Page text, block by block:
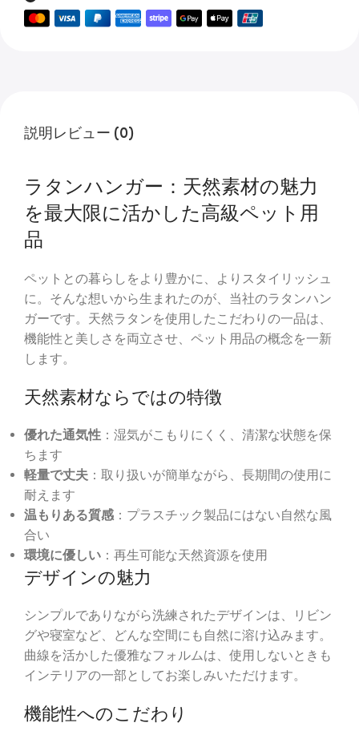
説明レビュー (0)
ラタンハンガー：天然素材の魅力
を最大限に活かした高級ペット用
品
ペットとの暮らしをより豊かに、よりスタイリッシュ
に。そんな想いから生まれたのが、当社のラタンハン
ガーです。天然ラタンを使用したこだわりの一品は、
機能性と美しさを両立させ、ペット用品の概念を一新
します。
天然素材ならではの特徴
優れた通気性 ：湿気がこもりにくく、清潔な状態を保
ちます
軽量で丈夫 ：取り扱いが簡単ながら、長期間の使用に
耐えます
温もりある質感 ：プラスチック製品にはない自然な風
合い
環境に優しい ：再生可能な天然資源を使用
デザインの魅力
シンプルでありながら洗練されたデザインは、リビン
グや寝室など、どんな空間にも自然に溶け込みます。
曲線を活かした優雅なフォルムは、使用しないときも
インテリアの一部としてお楽しみいただけます。
機能性へのこだわり